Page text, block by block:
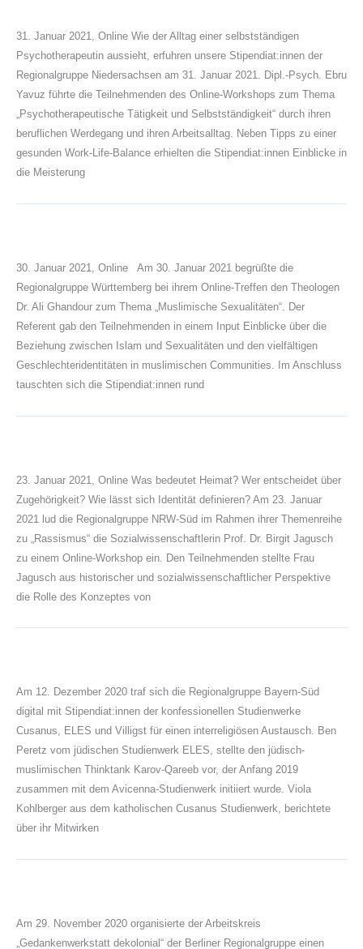
31. Januar 2021, Online Wie der Alltag einer selbstständigen
Psychotherapeutin aussieht, erfuhren unsere Stipendiat:innen der
Regionalgruppe Niedersachsen am 31. Januar 2021. Dipl.-Psych. Ebru
Yavuz führte die Teilnehmenden des Online-Workshops zum Thema
„Psychotherapeutische Tätigkeit und Selbstständigkeit“ durch ihren
beruflichen Werdegang und ihren Arbeitsalltag. Neben Tipps zu einer
gesunden Work-Life-Balance erhielten die Stipendiat:innen Einblicke in
die Meisterung
30. Januar 2021, Online Am 30. Januar 2021 begrüßte die
Regionalgruppe Württemberg bei ihrem Online-Treffen den Theologen
Dr. Ali Ghandour zum Thema „Muslimische Sexualitäten“. Der
Referent gab den Teilnehmenden in einem Input Einblicke über die
Beziehung zwischen Islam und Sexualitäten und den vielfältigen
Geschlechteridentitäten in muslimischen Communities. Im Anschluss
tauschten sich die Stipendiat:innen rund
23. Januar 2021, Online Was bedeutet Heimat? Wer entscheidet über
Zugehörigkeit? Wie lässt sich Identität definieren? Am 23. Januar
2021 lud die Regionalgruppe NRW-Süd im Rahmen ihrer Themenreihe
zu „Rassismus“ die Sozialwissenschaftlerin Prof. Dr. Birgit Jagusch
zu einem Online-Workshop ein. Den Teilnehmenden stellte Frau
Jagusch aus historischer und sozialwissenschaftlicher Perspektive
die Rolle des Konzeptes von
Am 12. Dezember 2020 traf sich die Regionalgruppe Bayern-Süd
digital mit Stipendiat:innen der konfessionellen Studienwerke
Cusanus, ELES und Villigst für einen interreligiösen Austausch. Ben
Peretz vom jüdischen Studienwerk ELES, stellte den jüdisch-
muslimischen Thinktank Karov-Qareeb vor, der Anfang 2019
zusammen mit dem Avicenna-Studienwerk initiiert wurde. Viola
Kohlberger aus dem katholischen Cusanus Studienwerk, berichtete
über ihr Mitwirken
Am 29. November 2020 organisierte der Arbeitskreis
„Gedankenwerkstatt dekolonial“ der Berliner Regionalgruppe einen